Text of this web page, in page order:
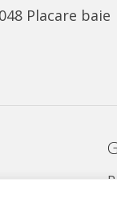
Placare baie